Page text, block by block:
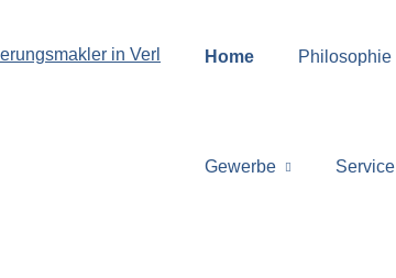
Home Philosophie
Gewerbe Service